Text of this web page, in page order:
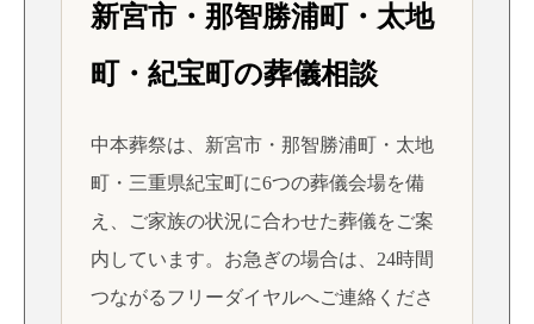
新宮市・那智勝浦町・太地
町・紀宝町の葬儀相談
中本葬祭は、新宮市・那智勝浦町・太地
町・三重県紀宝町に6つの葬儀会場を備
え、ご家族の状況に合わせた葬儀をご案
内しています。お急ぎの場合は、24時間
つながるフリーダイヤルへご連絡くださ